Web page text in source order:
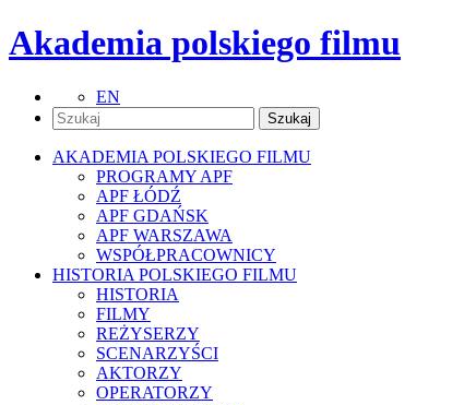
Akademia polskiego filmu
EN
AKADEMIA POLSKIEGO FILMU
PROGRAMY APF
APF ŁÓDŹ
APF GDAŃSK
APF WARSZAWA
WSPÓŁPRACOWNICY
HISTORIA POLSKIEGO FILMU
HISTORIA
FILMY
REŻYSERZY
SCENARZYŚCI
AKTORZY
OPERATORZY